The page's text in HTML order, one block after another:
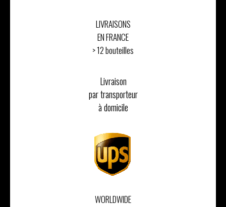
LIVRAISONS
EN FRANCE
> 12 bouteilles
Livraison
par transporteur
à domicile
WORLDWIDE